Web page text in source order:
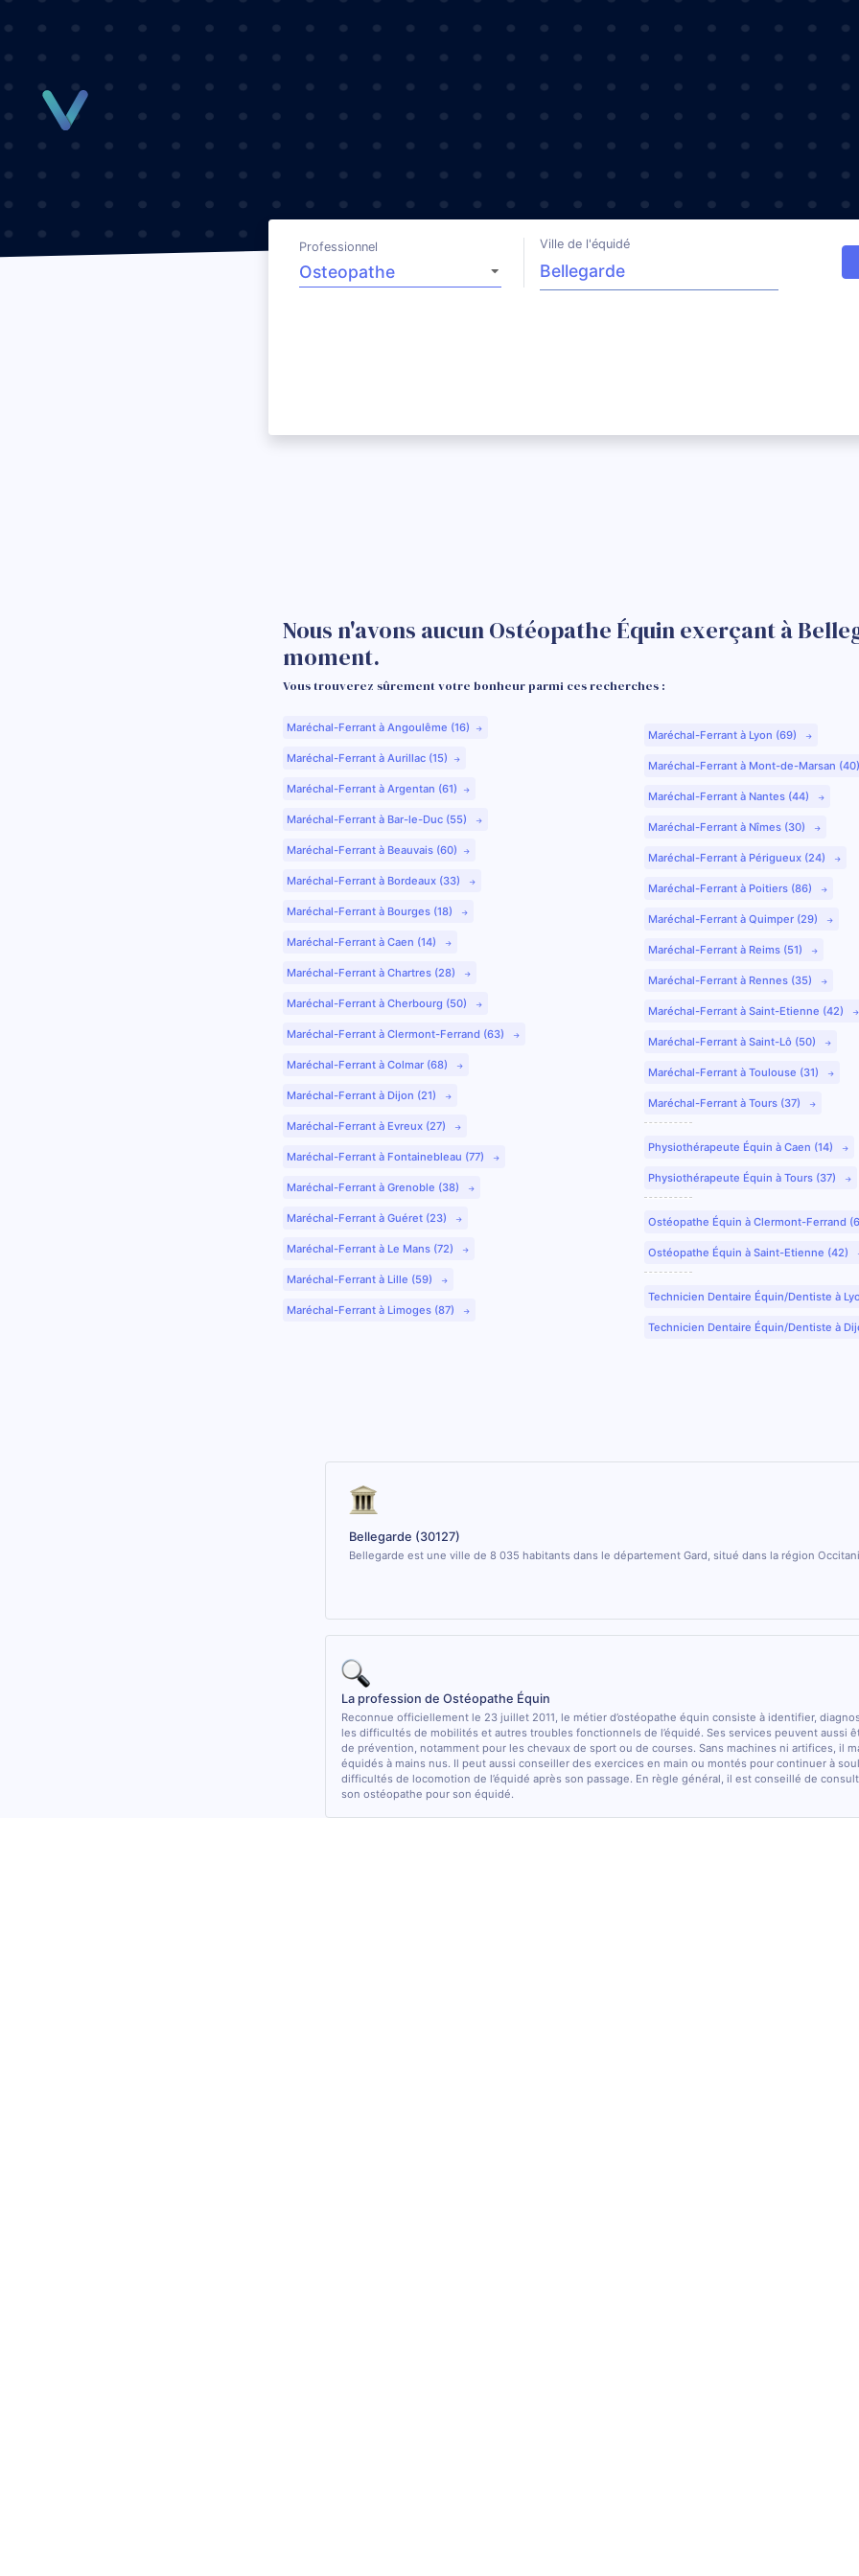
Professionnel Ville de l'équidé
Nous n'avons aucun Ostéopathe Équin exerçant à
moment.
Vous trouverez sûrement votre bonheur parmi ces recherches :
Maréchal-Ferrant à Angoulême (16)
Maréchal-Ferrant à Aurillac (15)
Maréchal-Ferrant à Argentan (61)
Maréchal-Ferrant à Bar-le-Duc (55)
Maréchal-Ferrant à Beauvais (60)
Maréchal-Ferrant à Bordeaux (33)
Maréchal-Ferrant à Bourges (18)
Maréchal-Ferrant à Caen (14)
Maréchal-Ferrant à Chartres (28)
Maréchal-Ferrant à Cherbourg (50)
Maréchal-Ferrant à Clermont-Ferrand (63)
Maréchal-Ferrant à Colmar (68)
Maréchal-Ferrant à Dijon (21)
Maréchal-Ferrant à Evreux (27)
Maréchal-Ferrant à Fontainebleau (77)
Maréchal-Ferrant à Grenoble (38)
Maréchal-Ferrant à Guéret (23)
Maréchal-Ferrant à Le Mans (72)
Maréchal-Ferrant à Lille (59)
Maréchal-Ferrant à Limoges (87)
Maréchal-Ferrant à Lyon (69)
Maréchal-Ferrant à Mont-de-Marsan
Maréchal-Ferrant à Nantes (44)
Maréchal-Ferrant à Nîmes (30)
Maréchal-Ferrant à Périgueux (24)
Maréchal-Ferrant à Poitiers (86)
Maréchal-Ferrant à Quimper (29)
Maréchal-Ferrant à Reims (51)
Maréchal-Ferrant à Rennes (35)
Maréchal-Ferrant à Saint-Etienne (42)
Maréchal-Ferrant à Saint-Lô (50)
Maréchal-Ferrant à Toulouse (31)
Maréchal-Ferrant à Tours (37)
Physiothérapeute Équin à Caen (14)
Physiothérapeute Équin à Tours (37)
Ostéopathe Équin à Clermont-Ferrand
Ostéopathe Équin à Saint-Etienne (42)
Technicien Dentaire Équin/Dentiste à
Technicien Dentaire Équin/Dentiste à
Bellegarde (30127)
Bellegarde est une ville de 8 035 habitants dans le département Gard, situé dans la région
La profession de Ostéopathe Équin
Reconnue officiellement le 23 juillet 2011, le métier d’ostéopathe équin consiste à identifier,
les difficultés de mobilités et autres troubles fonctionnels de l’équidé. Ses services peuvent aussi
de prévention, notamment pour les chevaux de sport ou de courses. Sans machines ni artifices, il
équidés à mains nus. Il peut aussi conseiller des exercices en main ou montés pour continuer à
difficultés de locomotion de l’équidé après son passage. En règle général, il est conseillé de
son ostéopathe pour son équidé.